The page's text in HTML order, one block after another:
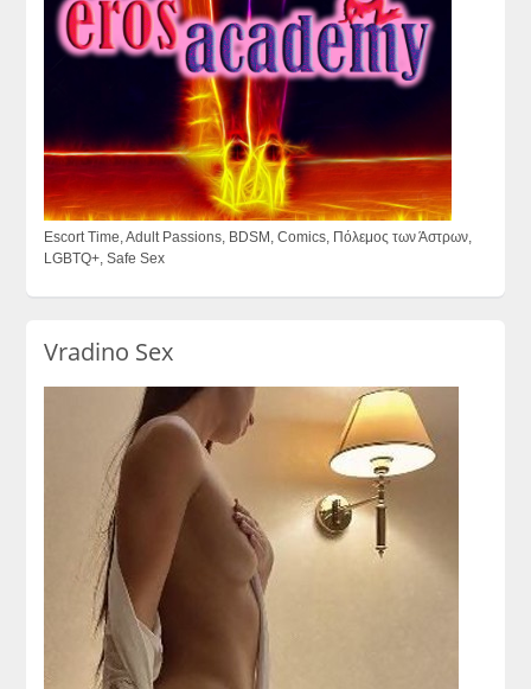
Escort Time, Adult Passions, BDSM, Comics, Πόλεμος των Άστρων,
LGBTQ+, Safe Sex
Vradino Sex